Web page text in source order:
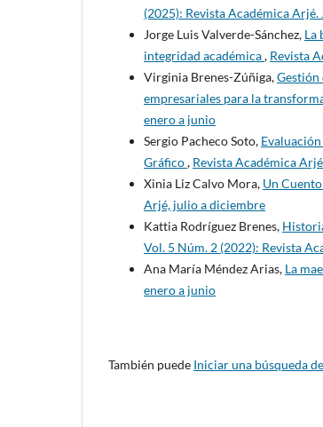
(2025): Revista Académica
Jorge Luis Valverde-Sánchez, La
integridad académica, Revista
Virginia Brenes-Zúñiga,Gestión
empresariales para la
enero a junio
Sergio Pacheco Soto,
Gráfico, Revista Académica
Xinia Liz Calvo Mora, Un
Arjé, julio a diciembre
Kattia Rodríguez Brenes,
Vol. 5 Núm. 2 (2022): Revista
Ana María Méndez Arias, La
enero a junio
También puede Iniciar una búsqueda